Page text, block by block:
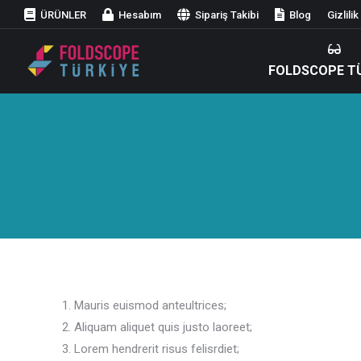
ÜRÜNLER Hesabım Sipariş Takibi Blog
FOLDSCOPE
Mauris euismod anteultrices;
Aliquam aliquet quis justo laoreet;
Lorem hendrerit risus felisrdiet;